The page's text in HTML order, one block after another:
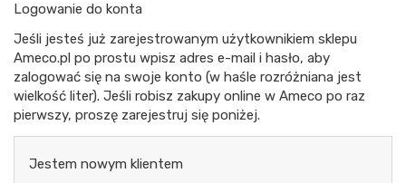
Logowanie do konta
Jeśli jesteś już zarejestrowanym użytkownikiem sklepu
Ameco.pl po prostu wpisz adres e-mail i hasło, aby
zalogować się na swoje konto (w haśle rozróżniana jest
wielkość liter). Jeśli robisz zakupy online w Ameco po raz
pierwszy, proszę zarejestruj się poniżej.
Jestem nowym klientem